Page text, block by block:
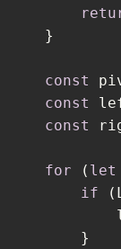
   }
const
const
const
for ( let
if
       }